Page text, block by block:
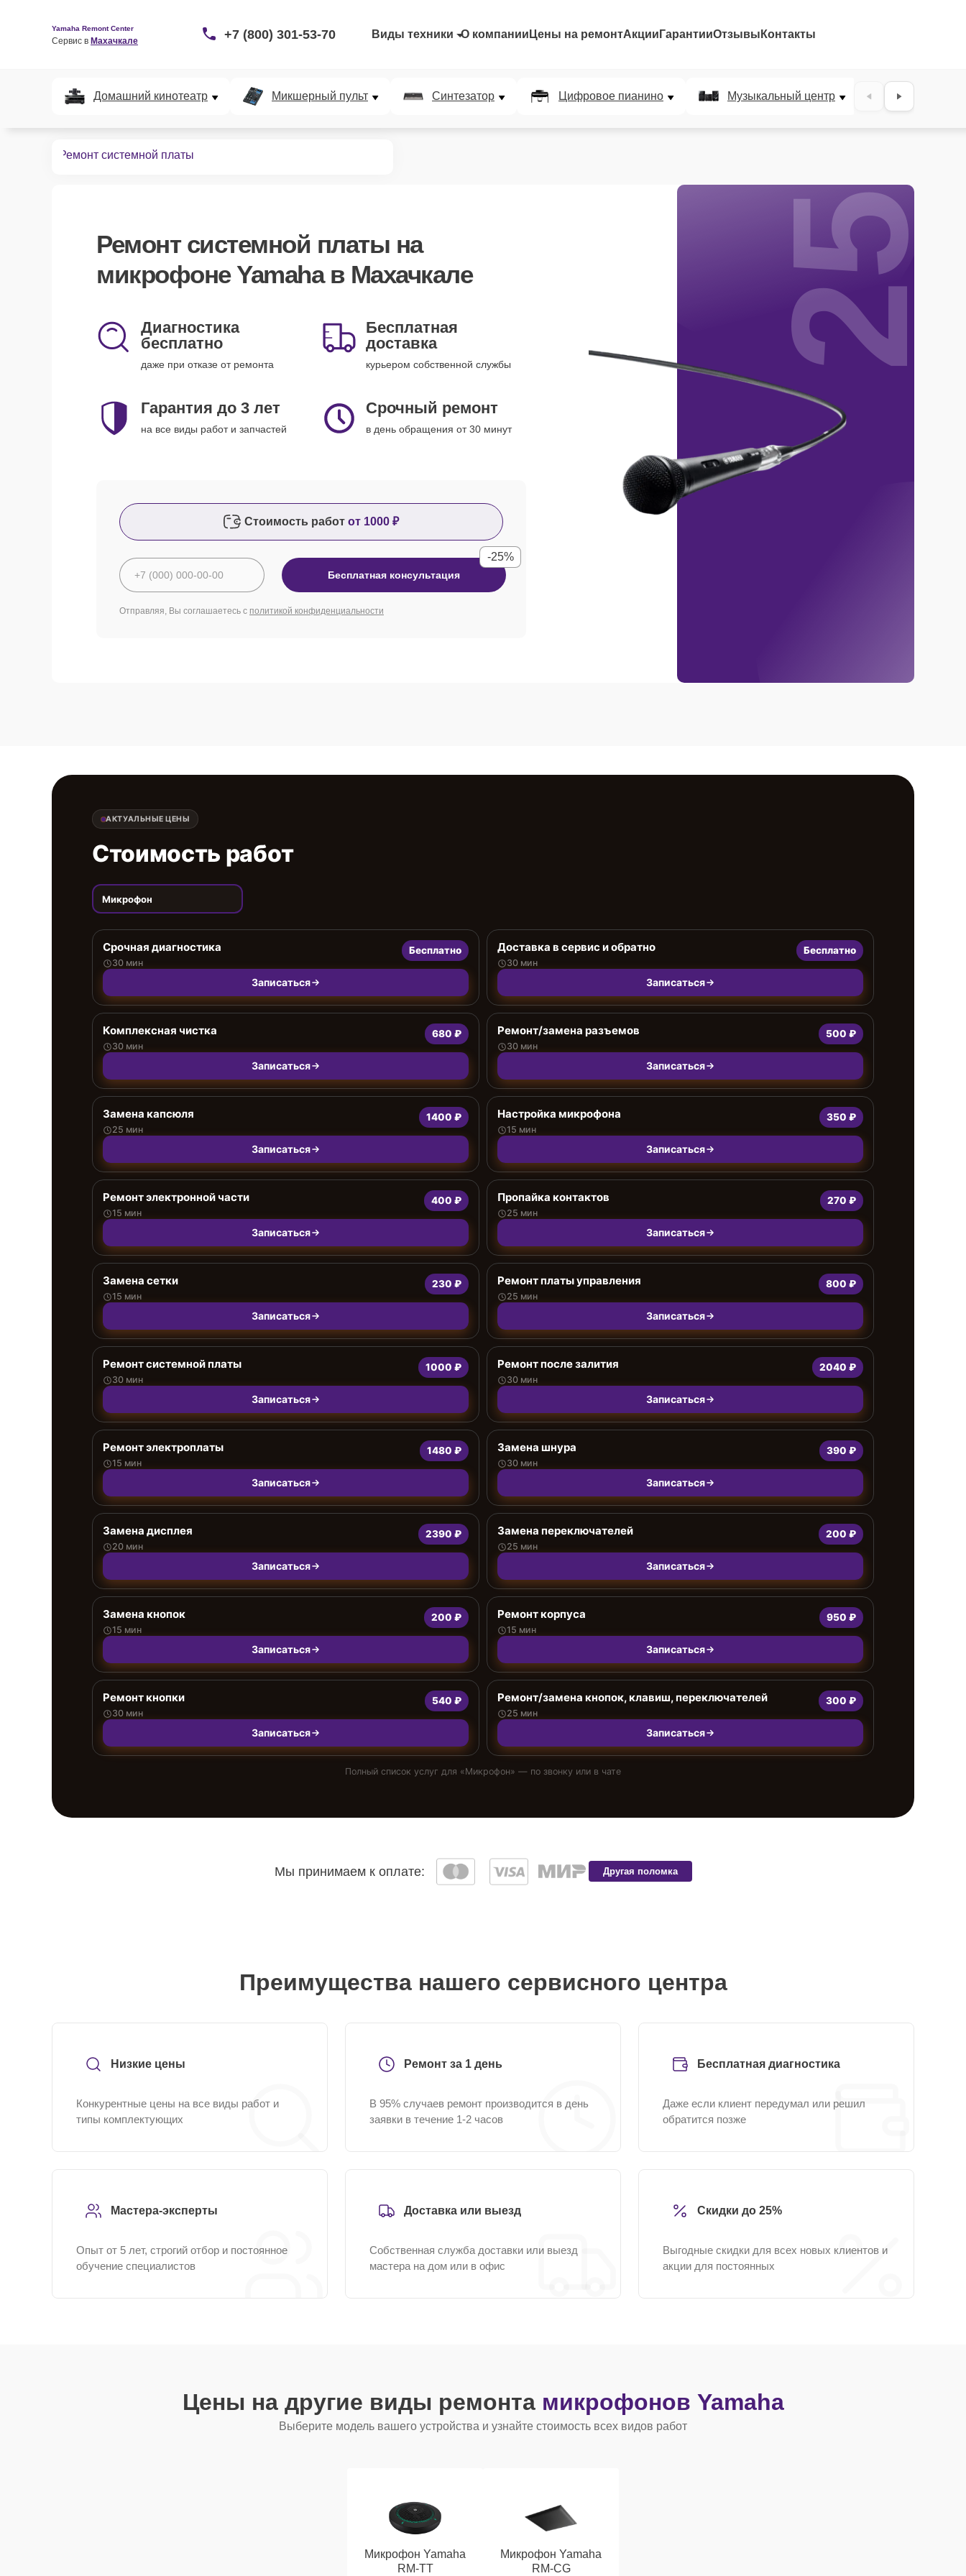
Yamaha Remont Center
Сервис в Махачкале +7 (800) 301-53-70 Виды техники О компании Цены на ремонтАкции ГарантииОтзывы Контакты
Домашний кинотеатр Микшерный пульт Синтезатор Цифровое пианино Музыкальный центр DJ-пульт
Ремонт системной платы
Ремонт системной платы на
микрофоне Yamaha в Махачкале
Диагностика
бесплатно
даже при отказе от ремонта
Бесплатная
доставка
курьером собственной службы
Гарантия до 3 лет
на все виды работ и запчастей
Срочный ремонт
в день обращения от 30 минут
Стоимость работ от 1000 ₽
Бесплатная консультация
-25%
Отправляя, Вы соглашаетесь с политикой конфиденциальности
25%
АКТУАЛЬНЫЕ ЦЕНЫ
Стоимость работ
Микрофон
Срочная диагностика
30 мин
Бесплатно
Записаться
Доставка в сервис и обратно
30 мин
Бесплатно
Записаться
Комплексная чистка
30 мин
680 ₽
Записаться
Ремонт/замена разъемов
30 мин
500 ₽
Записаться
Замена капсюля
25 мин
1400 ₽
Записаться
Настройка микрофона
15 мин
350 ₽
Записаться
Ремонт электронной части
15 мин
400 ₽
Записаться
Пропайка контактов
25 мин
270 ₽
Записаться
Замена сетки
15 мин
230 ₽
Записаться
Ремонт платы управления
25 мин
800 ₽
Записаться
Ремонт системной платы
30 мин
1000 ₽
Записаться
Ремонт после залития
30 мин
2040 ₽
Записаться
Ремонт электроплаты
15 мин
1480 ₽
Записаться
Замена шнура
30 мин
390 ₽
Записаться
Замена дисплея
20 мин
2390 ₽
Записаться
Замена переключателей
25 мин
200 ₽
Записаться
Замена кнопок
15 мин
200 ₽
Записаться
Ремонт корпуса
15 мин
950 ₽
Записаться
Ремонт кнопки
30 мин
540 ₽
Записаться
Ремонт/замена кнопок, клавиш, переключателей
25 мин
300 ₽
Записаться
Полный список услуг для «Микрофон» — по звонку или в чате
Мы принимаем к оплате: Другая поломка
Преимущества нашего сервисного центра
Низкие цены
Конкурентные цены на все виды работ и
типы комплектующих
Ремонт за 1 день
В 95% случаев ремонт производится в день
заявки в течение 1-2 часов
Бесплатная диагностика
Даже если клиент передумал или решил
обратится позже
Мастера-эксперты
Опыт от 5 лет, строгий отбор и постоянное
обучение специалистов
Доставка или выезд
Собственная служба доставки или выезд
мастера на дом или в офис
Скидки до 25%
Выгодные скидки для всех новых клиентов и
акции для постоянных
Цены на другие виды ремонта микрофонов Yamaha
Выберите модель вашего устройства и узнайте стоимость всех видов работ
Микрофон Yamaha
RM-TT
Микрофон Yamaha
RM-CG